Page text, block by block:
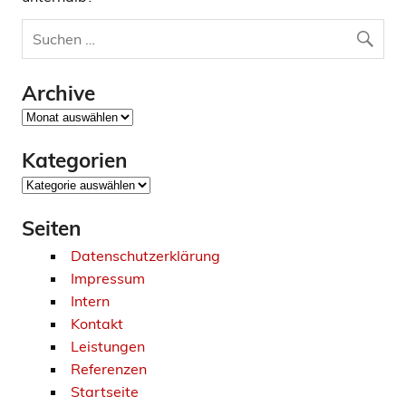
Archive
Archive
Kategorien
Kategorien
Seiten
Datenschutzerklärung
Impressum
Intern
Kontakt
Leistungen
Referenzen
Startseite